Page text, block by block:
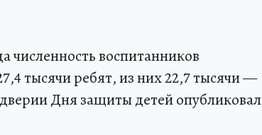
численность воспитанников
тысячи ребят, из них 22,7 тысячи —
Дня защиты детей опубликовал